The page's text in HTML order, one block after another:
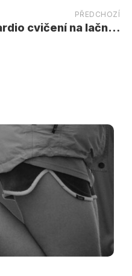
PŘEDCHOZÍ
Měli bychom dělat kardio cvičení na lačný žaludek?